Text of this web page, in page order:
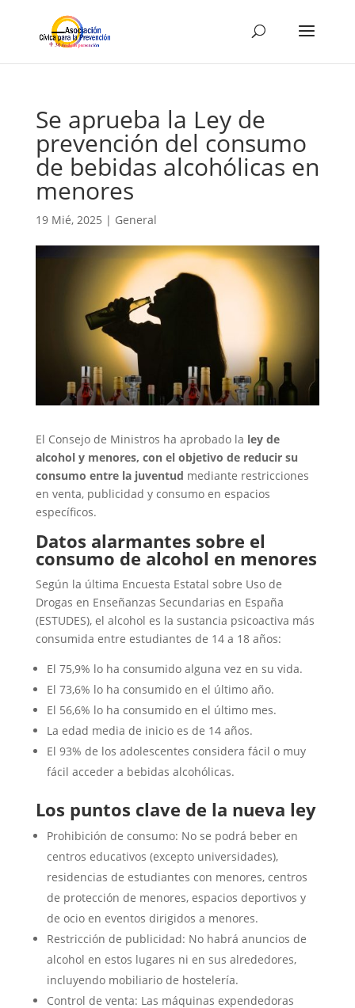
Se aprueba la Ley de
prevención del consumo
de bebidas alcohólicas en
menores
19 Mié, 2025 | General
El Consejo de Ministros ha aprobado la ley de
alcohol y menores, con el objetivo de reducir su
consumo entre la juventud mediante restricciones
en venta, publicidad y consumo en espacios
específicos.
Datos alarmantes sobre el
consumo de alcohol en menores
Según la última Encuesta Estatal sobre Uso de
Drogas en Enseñanzas Secundarias en España
(ESTUDES), el alcohol es la sustancia psicoactiva más
consumida entre estudiantes de 14 a 18 años:
El 75,9% lo ha consumido alguna vez en su vida.
El 73,6% lo ha consumido en el último año.
El 56,6% lo ha consumido en el último mes.
La edad media de inicio es de 14 años.
El 93% de los adolescentes considera fácil o muy
fácil acceder a bebidas alcohólicas.
Los puntos clave de la nueva ley
Prohibición de consumo: No se podrá beber en
centros educativos (excepto universidades),
residencias de estudiantes con menores, centros
de protección de menores, espacios deportivos y
de ocio en eventos dirigidos a menores.
Restricción de publicidad: No habrá anuncios de
alcohol en estos lugares ni en sus alrededores,
incluyendo mobiliario de hostelería.
Control de venta: Las máquinas expendedoras